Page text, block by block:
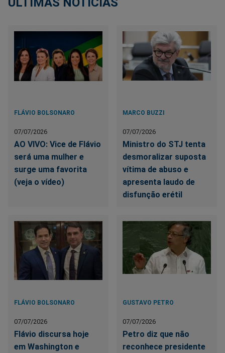
FLÁVIO BOLSONARO
07/07/2026
AO VIVO: Vice de Flávio
será uma mulher e
surge uma favorita
(veja o vídeo)
MARCO BUZZI
07/07/2026
Ministro do STJ tenta
desmoralizar suposta
vítima de abuso e
apresenta laudo de
disfunção erétil
FLÁVIO BOLSONARO
07/07/2026
Flávio discursa hoje
em Washington e
GUSTAVO PETRO
07/07/2026
Petro diz que não
reconhece presidente